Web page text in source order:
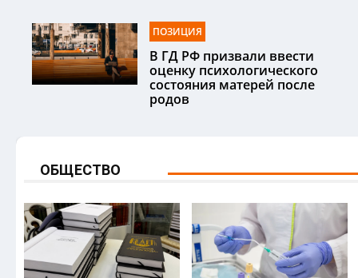
ПОЗИЦИЯ
В ГД РФ призвали ввести
оценку психологического
состояния матерей после
родов
ОБЩЕСТВО